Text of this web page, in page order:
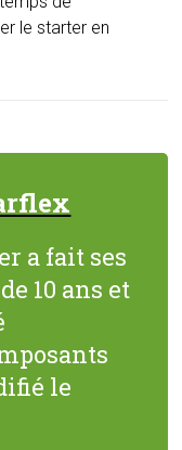
le starter en
a fait ses
10 ans et
le